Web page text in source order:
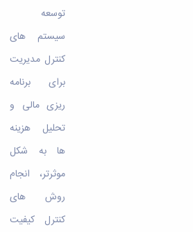
توسعه
سیستم های
کنترل مدیریت
برای برنامه
ریزی مالی و
تحلیل هزینه
ها به شکل
موثرتر، انجام
روش های
کنترل کیفیت